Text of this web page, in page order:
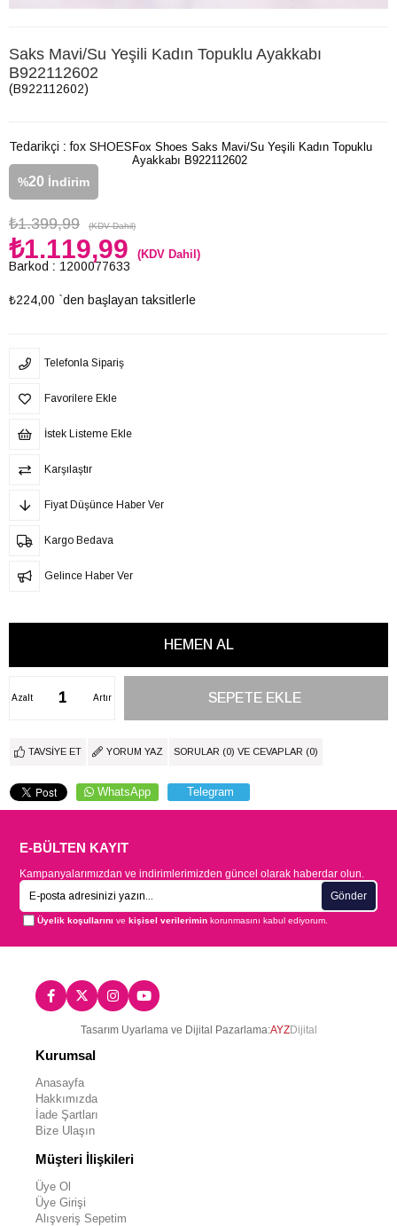
Saks Mavi/Su Yeşili Kadın Topuklu Ayakkabı
B922112602
(B922112602)
Tedarikçi : fox SHOES
%20 İndirim
₺1.399,99 (KDV Dahil)
₺1.119,99 (KDV Dahil)
Barkod : 1200077633
₺224,00 `den başlayan taksitlerle
Fox Shoes Saks Mavi/Su Yeşili Kadın Topuklu
Ayakkabı B922112602
Telefonla Sipariş
Favorilere Ekle
İstek Listeme Ekle
Karşılaştır
Fiyat Düşünce Haber Ver
Kargo Bedava
Gelince Haber Ver
Artır
Azalt
TAVSIYE ET YORUM YAZ SORULAR (0) VE CEVAPLAR (0)
WhatsApp Telegram
E-BÜLTEN KAYIT
Kampanyalarımızdan ve indirimlerimizden güncel olarak haberdar olun.
Gönder
Üyelik koşullarını vekişisel verilerimin korunmasını kabul ediyorum.
Tasarım Uyarlama ve Dijital Pazarlama:AYZDijital
Kurumsal
Anasayfa
Hakkımızda
İade Şartları
Bize Ulaşın
Müşteri İlişkileri
Üye Ol
Üye Girişi
Alışveriş Sepetim